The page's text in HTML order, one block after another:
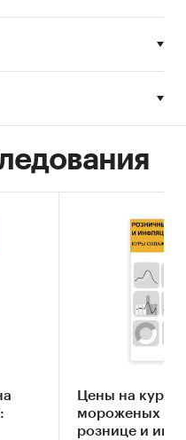
экспорт и импорт,
и импортеров
инвестиционная
Цены на кур
мороженых
рознице и